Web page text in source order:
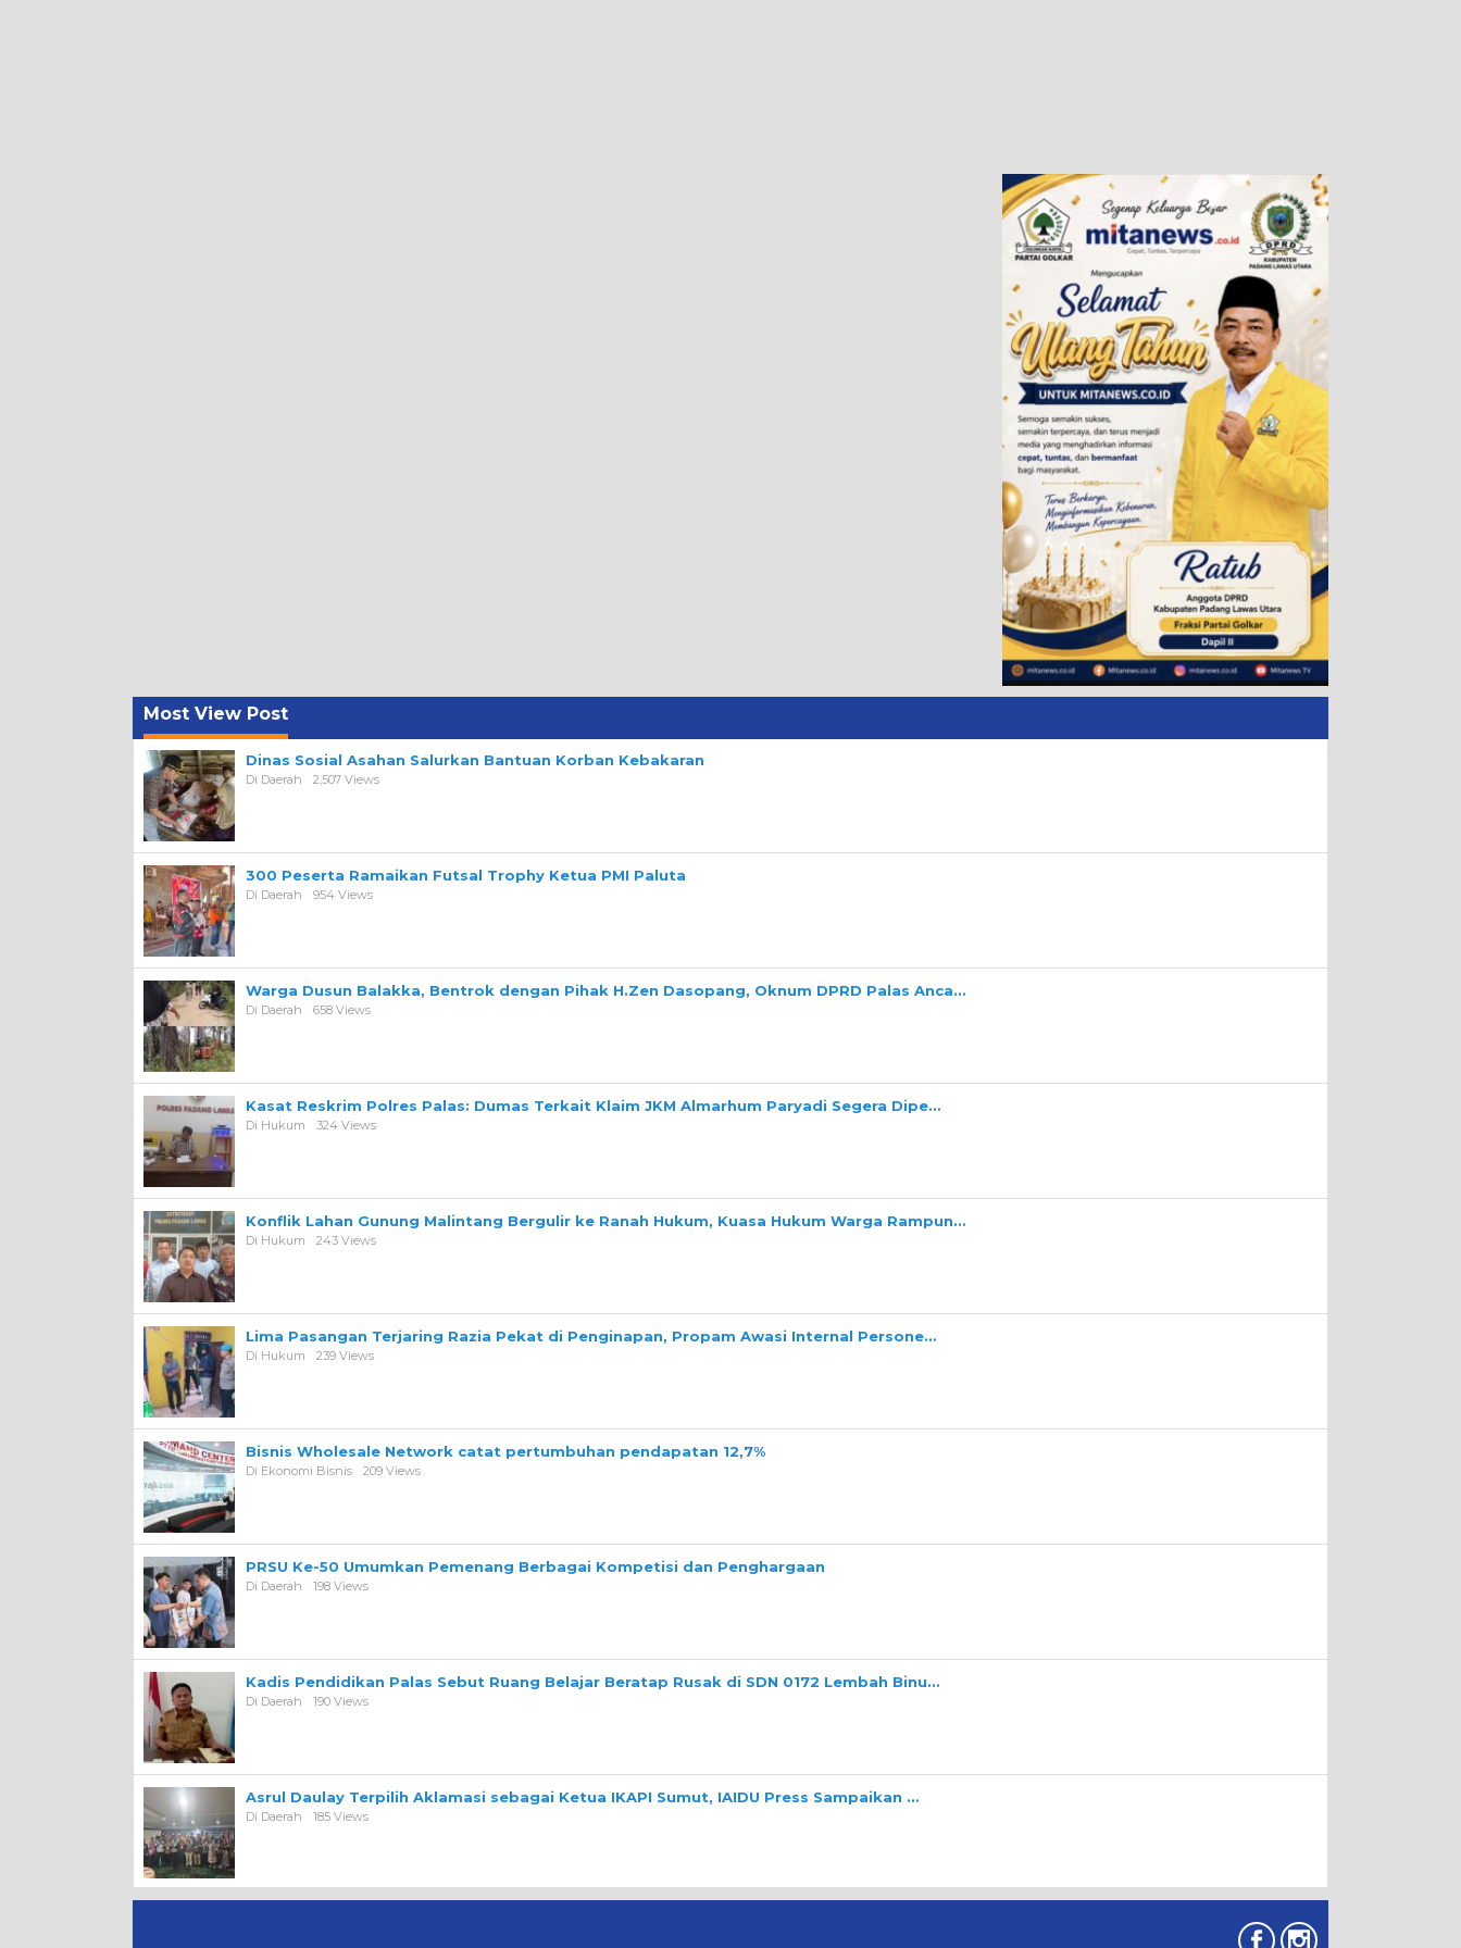
Most View Post
Dinas Sosial Asahan Salurkan Bantuan Korban Kebakaran
Di Daerah 2,507 Views
300 Peserta Ramaikan Futsal Trophy Ketua PMI Paluta
Di Daerah 954 Views
Warga Dusun Balakka, Bentrok dengan Pihak H.Zen Dasopang, Oknum DPRD Palas Anca…
Di Daerah 658 Views
Kasat Reskrim Polres Palas: Dumas Terkait Klaim JKM Almarhum Paryadi Segera Dipe…
Di Hukum 324 Views
Konflik Lahan Gunung Malintang Bergulir ke Ranah Hukum, Kuasa Hukum Warga Rampun…
Di Hukum 243 Views
Lima Pasangan Terjaring Razia Pekat di Penginapan, Propam Awasi Internal Persone…
Di Hukum 239 Views
Bisnis Wholesale Network catat pertumbuhan pendapatan 12,7%
Di Ekonomi Bisnis 209 Views
PRSU Ke-50 Umumkan Pemenang Berbagai Kompetisi dan Penghargaan
Di Daerah 198 Views
Kadis Pendidikan Palas Sebut Ruang Belajar Beratap Rusak di SDN 0172 Lembah Binu…
Di Daerah 190 Views
Asrul Daulay Terpilih Aklamasi sebagai Ketua IKAPI Sumut, IAIDU Press Sampaikan …
Di Daerah 185 Views